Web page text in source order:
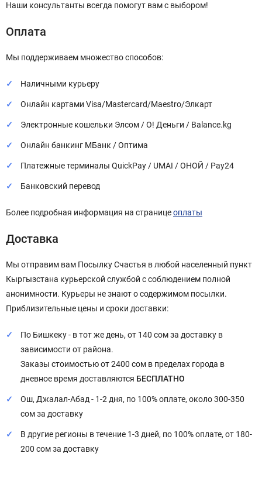
Наши консультанты всегда помогут вам с выбором!
Оплата
Мы поддерживаем множество способов:
Наличными курьеру
Онлайн картами Visa/Mastercard/Maestro/Элкарт
Электронные кошельки Элсом / О! Деньги / Balance.kg
Онлайн банкинг МБанк / Оптима
Платежные терминалы QuickPay / UMAI / ОНОЙ / Pay24
Банковский перевод
Более подробная информация на страницеоплаты
Доставка
Мы отправим вам Посылку Счастья в любой населенный пункт
Кыргызстана курьерской службой с соблюдением полной
анонимности. Курьеры не знают о содержимом посылки.
Приблизительные цены и сроки доставки:
По Бишкеку - в тот же день, от 140 сом за доставку в
зависимости от района.
Заказы стоимостью от 2400 сом в пределах города в
дневное время доставляются БЕСПЛАТНО
Ош, Джалал-Абад - 1-2 дня, по 100% оплате, около 300-350
сом за доставку
В другие регионы в течение 1-3 дней, по 100% оплате, от 180-
200 сом за доставку